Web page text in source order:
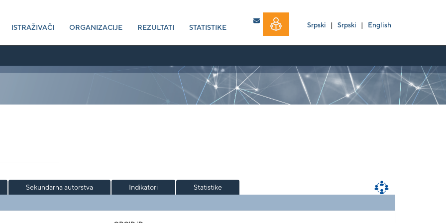
ISTRAŽIVAČI
ORGANIZACIJE REZULTATI STATISTIKE Srpski |Srpski | English
Sekundarna autorstva Indikatori Statistike